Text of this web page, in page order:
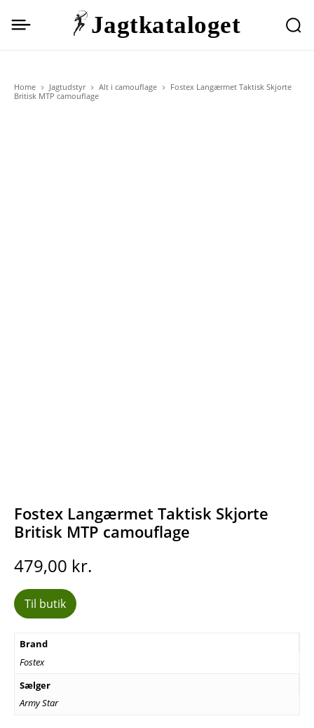
Jagtkataloget
Home Jagtudstyr Alt i camouflage
Fostex Langærmet Taktisk Skjorte
Britisk MTP camouflage
Fostex Langærmet Taktisk Skjorte
Britisk MTP camouflage
479,00 kr.
Til butik
Brand
Fostex
Sælger
Army Star